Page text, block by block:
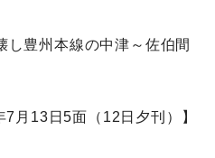
し豊州本線の中津～佐伯間
7月13日5面（12日夕刊）】